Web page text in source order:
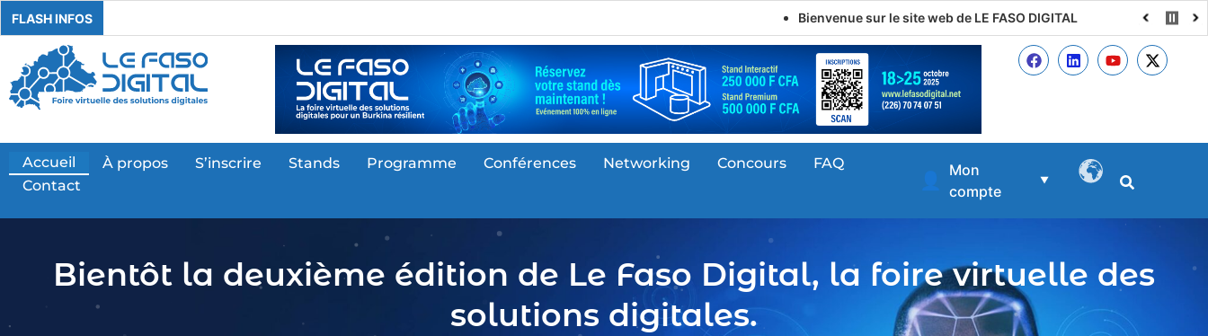
FLASH INFOS Bienvenue sur le site web de LE FASO DIGITAL
Accueil À propos S’inscrire Stands Programme Conférences Networking Concours
FAQ
Contact
👤
Mon
compte
▼
Bientôt la deuxième édition de Le Faso Digital, la foire virtuelle des
solutions digitales.